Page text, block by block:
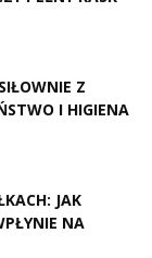
Z
I HIGIENA
JAK
NA